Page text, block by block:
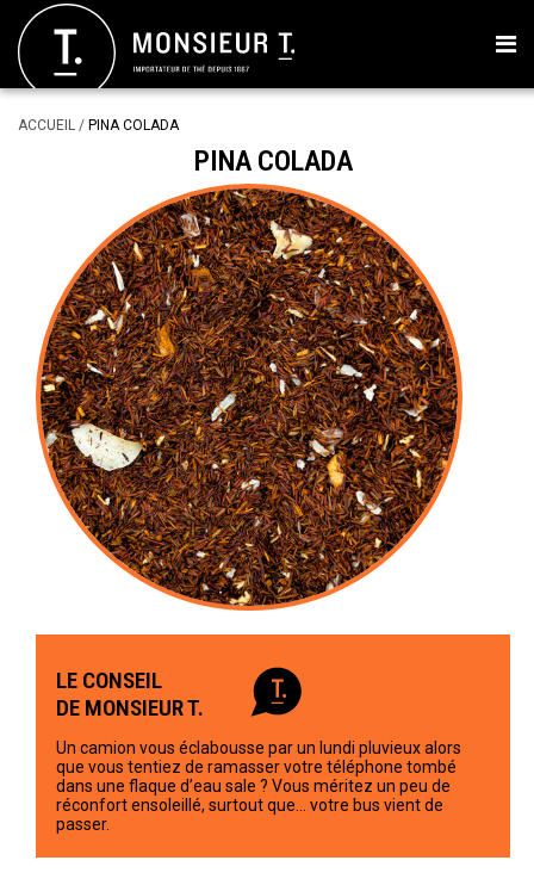
ACCUEIL / PINA COLADA
PINA COLADA
LE CONSEIL
DE MONSIEUR T.
Un camion vous éclabousse par un lundi pluvieux alors
que vous tentiez de ramasser votre téléphone tombé
dans une flaque d’eau sale ? Vous méritez un peu de
réconfort ensoleillé, surtout que... votre bus vient de
passer.